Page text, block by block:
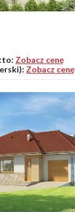
Zobacz cenę
Zobacz cenę